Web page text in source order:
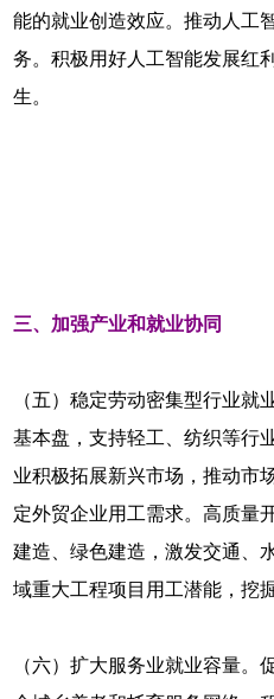
能的就业创造效应。推动人工
务。积极用好人工智能发展红
生。
三、加强产业和就业协同
（五）稳定劳动密集型行业就
基本盘，支持轻工、纺织等行
业积极拓展新兴市场，推动市
定外贸企业用工需求。高质量
建造、绿色建造，激发交通、
域重大工程项目用工潜能，挖
（六）扩大服务业就业容量。